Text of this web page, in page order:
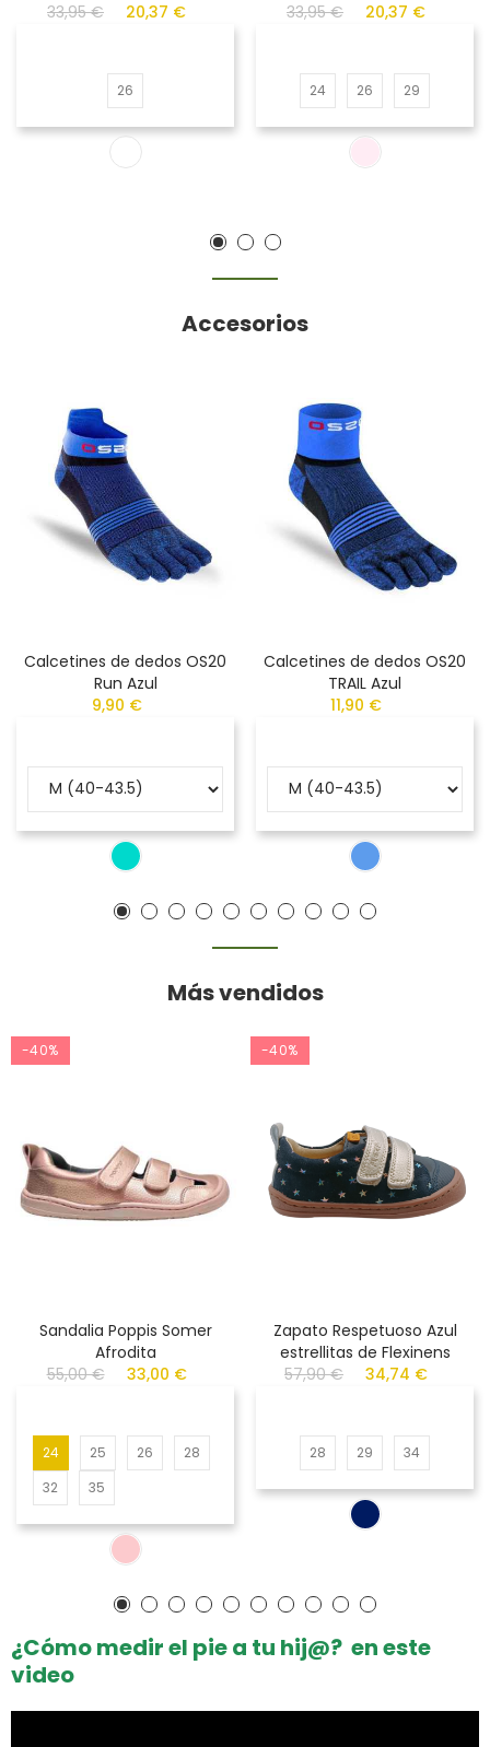
33,95 €
20,37 €
26
33,95 €
20,37 €
24 26 29
Accesorios
Calcetines de dedos OS20
Run Azul
9,90 €
Calcetines de dedos OS20
TRAIL Azul
11,90 €
Más vendidos
-40%
Sandalia Poppis Somer
Afrodita
55,00 €
33,00 €
24 25 26
28
32
35
-40%
Zapato Respetuoso Azul
estrellitas de Flexinens
57,90 €
34,74 €
28 29 34
¿Cómo medir el pie a tu hij@? en este
video